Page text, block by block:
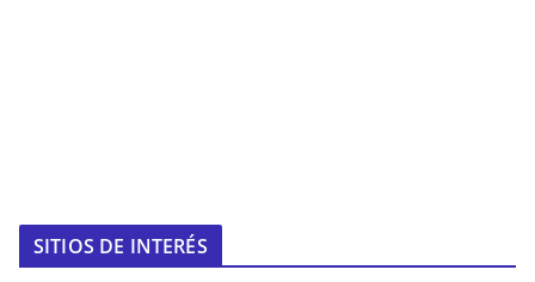
SITIOS DE INTERÉS